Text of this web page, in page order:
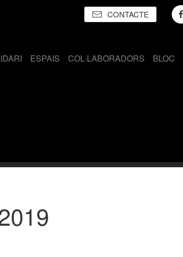
CONTACTE
ESPAIS COL·LABORADORS BLOC